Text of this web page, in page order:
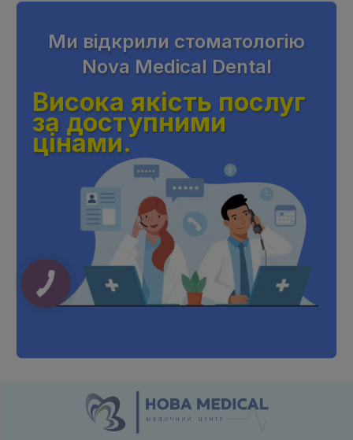
Ми відкрили стоматологiю
Nova Medical Dental
Висока якість послуг
за доступними
цінами.
КНОПКА
ЗВ'ЯЗКУ